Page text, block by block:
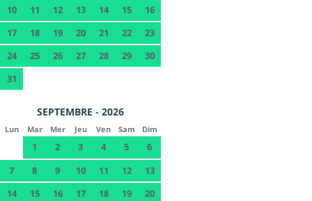
10
11 12 13 14 15
16
17
18 19 20 21 22
23
24
25 26 27 28 29
30
31
SEPTEMBRE - 2026
Lun Mar Mer Jeu Ven Sam Dim
1 2 3 4 5
6
7
8 9 10 11 12
13
14
15 16 17 18 19
20